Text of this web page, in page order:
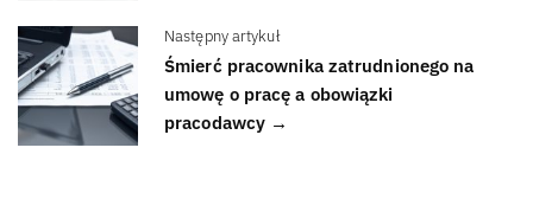
Następny artykuł
Śmierć pracownika zatrudnionego na
umowę o pracę a obowiązki
pracodawcy →